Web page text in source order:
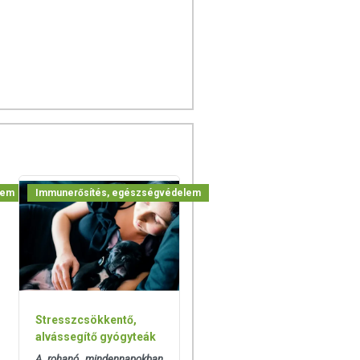
Immunerősítés, egészségvédelem
Stresszcsökkentő,
alvássegítő gyógyteák